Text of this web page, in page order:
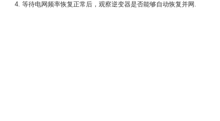
4. 等待电网频率恢复正常后，观察逆变器是否能够自动恢复并网.